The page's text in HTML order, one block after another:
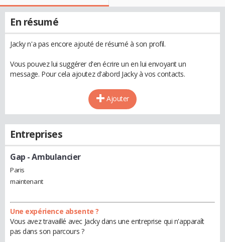
En résumé
Jacky n'a pas encore ajouté de résumé à son profil.
Vous pouvez lui suggérer d'en écrire un en lui envoyant un
message. Pour cela ajoutez d'abord Jacky à vos contacts.
Ajouter
Entreprises
Gap - Ambulancier
Paris
maintenant
Une expérience absente ?
Vous avez travaillé avec Jacky dans une entreprise qui n'apparaît
pas dans son parcours ?